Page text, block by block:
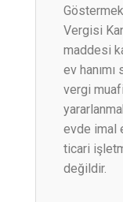
Vergisi
maddesi
ev
vergi
evde imal
ticari
değildir.